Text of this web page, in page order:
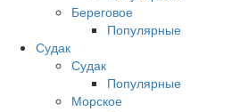
Береговое
Популярные
Судак
Судак
Популярные
Морское